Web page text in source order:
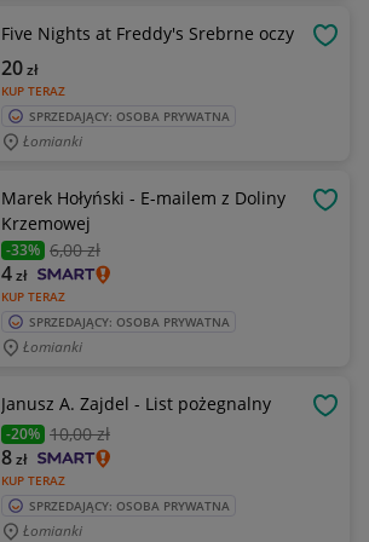
Five Nights at Freddy's Srebrne oczy
KUP TERAZ
20zł
SPRZEDAJĄCY: OSOBA PRYWATNA
Łomianki
Marek Hołyński - E-mailem z Doliny
Krzemowej
-33% 6,00 zł
KUP TERAZ
4zł
SPRZEDAJĄCY: OSOBA PRYWATNA
Łomianki
Janusz A. Zajdel - List pożegnalny
-20% 10,00 zł
KUP TERAZ
8zł
SPRZEDAJĄCY: OSOBA PRYWATNA
Łomianki